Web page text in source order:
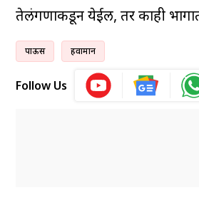
तेलंगणाकडून येईल, तर काही
पाऊस हवामान
Follow Us